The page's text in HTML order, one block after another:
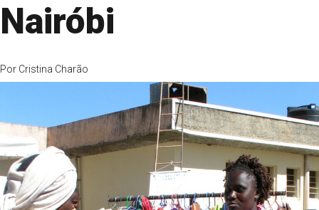
Nairóbi
Por Cristina Charão